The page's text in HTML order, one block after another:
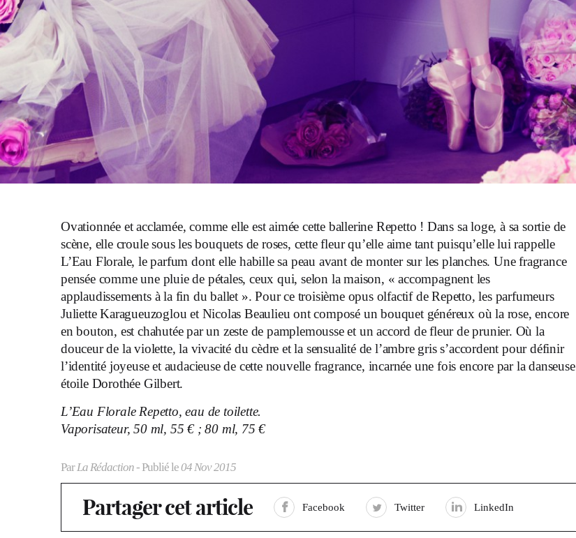
Ovationnée et acclamée, comme elle est aimée cette ballerine Repetto ! Dans sa loge, à sa sortie de
scène, elle croule sous les bouquets de roses, cette fleur qu’elle aime tant puisqu’elle lui rappelle
L’Eau Florale, le parfum dont elle habille sa peau avant de monter sur les planches. Une fragrance
pensée comme une pluie de pétales, ceux qui, selon la maison, « accompagnent les
applaudissements à la fin du ballet ». Pour ce troisième opus olfactif de Repetto, les parfumeurs
Juliette Karagueuzoglou et Nicolas Beaulieu ont composé un bouquet généreux où la rose, encore
en bouton, est chahutée par un zeste de pamplemousse et un accord de fleur de prunier. Où la
douceur de la violette, la vivacité du cèdre et la sensualité de l’ambre gris s’accordent pour définir
l’identité joyeuse et audacieuse de cette nouvelle fragrance, incarnée une fois encore par la danseuse
étoile Dorothée Gilbert.
L’Eau Florale Repetto, eau de toilette.
Vaporisateur, 50 ml, 55 € ; 80 ml, 75 €
ParLa Rédaction- Publié le04 Nov 2015
Partager cet article Facebook Twitter LinkedIn